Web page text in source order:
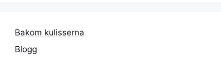
Bakom kulisserna
Blogg